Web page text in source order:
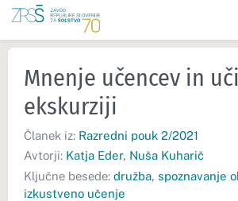
Mnenje učencev in
ekskurziji
Članek iz: Razredni pouk 2/2021
Avtorji: Katja Eder, Nuša Kuharič
Ključne besede: družba, spoznavanje
izkustveno učenje